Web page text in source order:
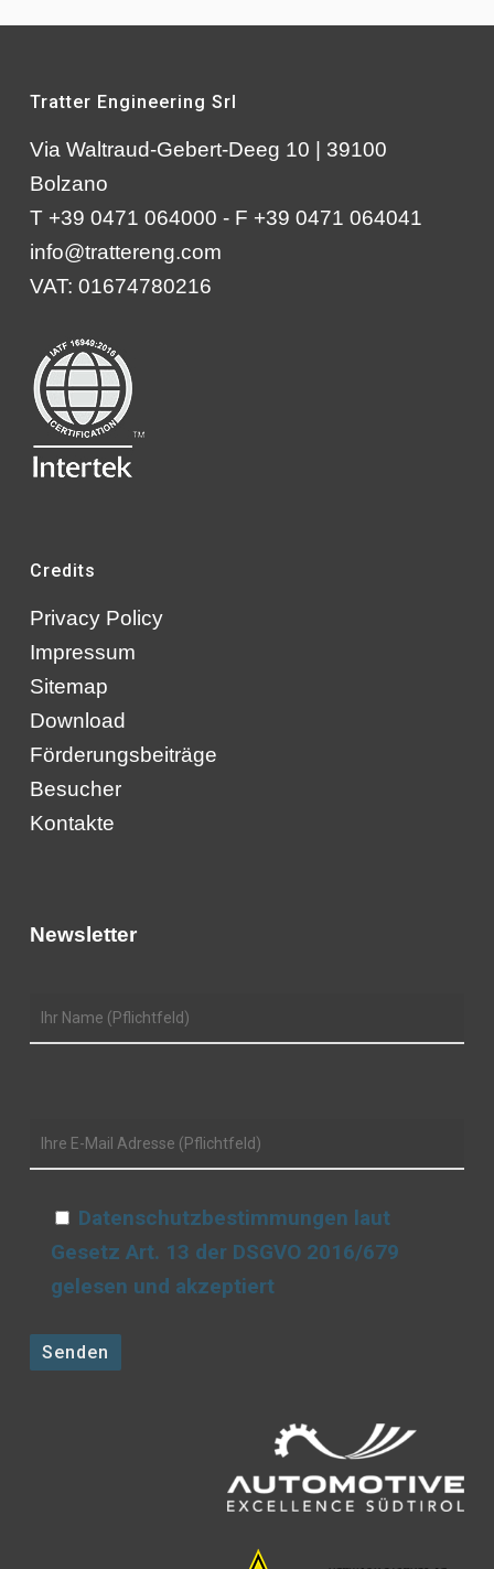
Tratter Engineering Srl
Via Waltraud-Gebert-Deeg 10 | 39100
Bolzano
T +39 0471 064000 - F +39 0471 064041
info@trattereng.com
VAT: 01674780216
Credits
Privacy Policy
Impressum
Sitemap
Download
Förderungsbeiträge
Besucher
Kontakte
Newsletter
Datenschutzbestimmungen laut
Gesetz Art. 13 der DSGVO 2016/679
gelesen und akzeptiert